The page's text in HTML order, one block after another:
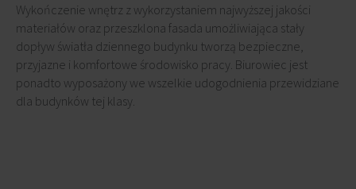
Wykończenie wnętrz z wykorzystaniem najwyższej jakości
materiałów oraz przeszklona fasada umożliwiająca stały
dopływ światła dziennego budynku tworzą bezpieczne,
przyjazne i komfortowe środowisko pracy. Biurowiec jest
ponadto wyposażony we wszelkie udogodnienia przewidziane
dla budynków tej klasy.